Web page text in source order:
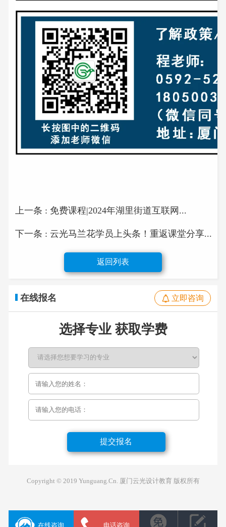
上一条 : 免费课程|2024年湖里街道互联网...
下一条 : 云光马兰花学员上头条！重返课堂分享...
返回列表
在线报名 立即咨询
选择专业 获取学费
提交报名
Copyright © 2019 Yunguang.Cn. 厦门云光设计教育 版权所有
在线咨询 电话咨询